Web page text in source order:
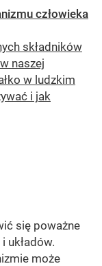
człowieka
składników
naszej
w ludzkim
i jak
się poważne
układów.
może